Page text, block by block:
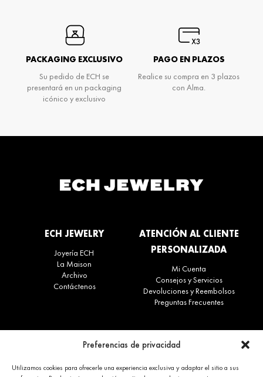
Preferencias de privacidad
Utilizamos cookies para ofrecerle una experiencia exclusiva y adaptar el sitio a sus
PACKAGING EXCLUSIVO
Su pedido de ECH se
presentará en un packaging
icónico y exclusivo
PAGO EN PLAZOS
Realice su compra en 3 plazos
con Alma.
ECH JEWELRY
Joyería ECH
La Maison
Archivo
Contáctenos
ATENCIÓN AL CLIENTE
PERSONALIZADA
Mi Cuenta
Consejos y Servicios
Devoluciones y Reembolsos
Preguntas Frecuentes
CONTACTO
contact@echjewelry.com
ACTUALIDADES